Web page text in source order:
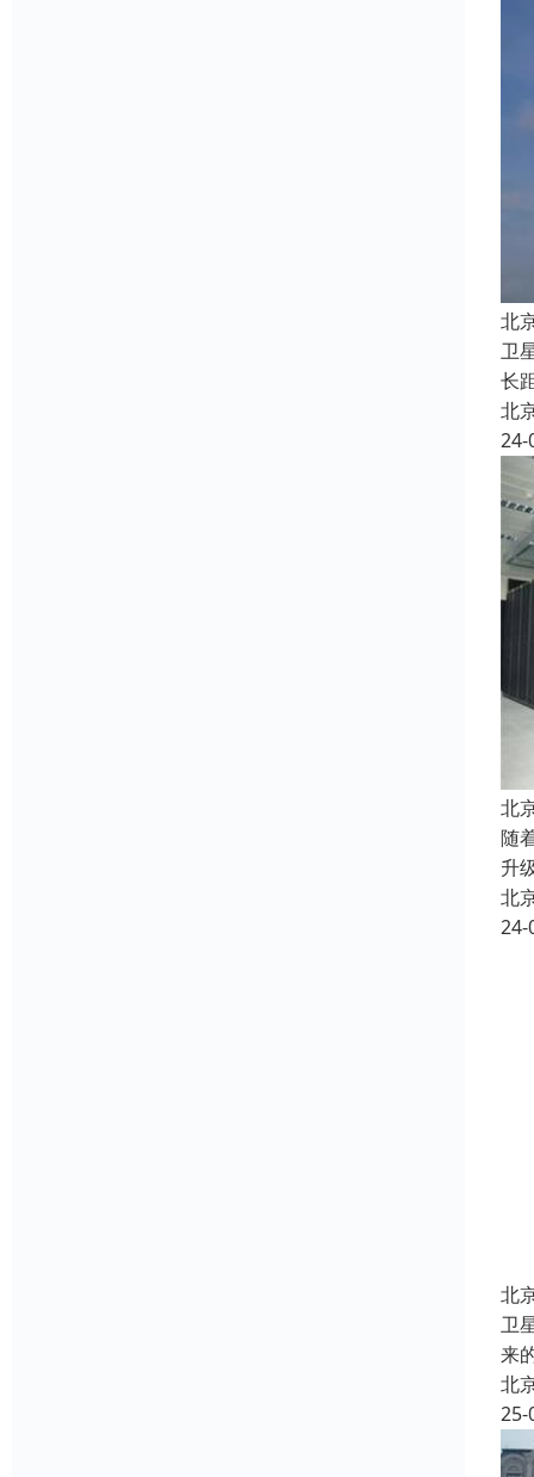
北
卫
长
北
24-
北
随
升
北
24-
北
卫
来
北
25-